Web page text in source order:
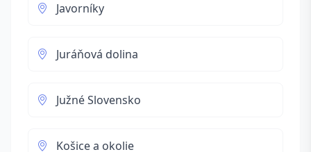
Javorníky
Juráňová dolina
Južné Slovensko
Košice a okolie